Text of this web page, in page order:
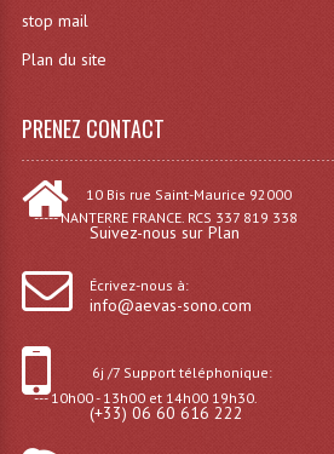
Boules À Facettes
Déco Light
Laser Multi-Points
stop mail
Plan du site
PRENEZ CONTACT
10 Bis rue Saint-Maurice 92000
----- NANTERRE FRANCE. RCS 337 819 338
Suivez-nous sur Plan
Écrivez-nous à:
info@aevas-sono.com
6j /7 Support téléphonique:
--- 10h00 - 13h00 et 14h00 19h30.
(+33) 06 60 616 222